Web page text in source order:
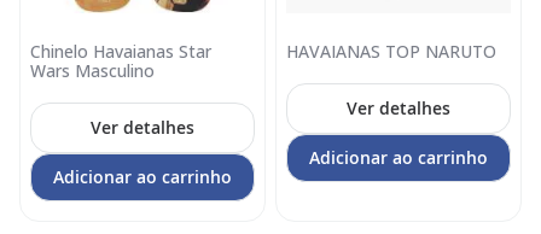
Chinelo Havaianas Star
Wars Masculino
Ver detalhes
Adicionar ao carrinho
HAVAIANAS TOP NARUTO
Ver detalhes
Adicionar ao carrinho